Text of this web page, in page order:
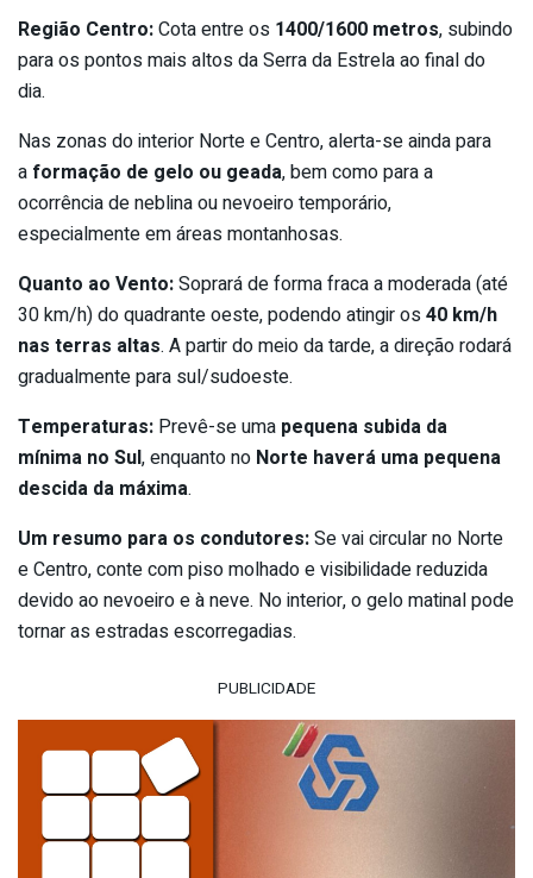
Região Centro:Cota entre os 1400/1600 metros, subindo
para os pontos mais altos da Serra da Estrela ao final do
dia.
Nas zonas do interior Norte e Centro, alerta-se ainda para
a formação de gelo ou geada, bem como para a
ocorrência de neblina ou nevoeiro temporário,
especialmente em áreas montanhosas.
Quanto ao Vento:Soprará de forma fraca a moderada (até
30 km/h) do quadrante oeste, podendo atingir os40 km/h
nas terras altas. A partir do meio da tarde, a direção rodará
gradualmente para sul/sudoeste.
Temperaturas: Prevê-se uma pequena subida da
mínima no Sul, enquanto no Norte haverá uma pequena
descida da máxima.
Um resumo para os condutores:Se vai circular no Norte
e Centro, conte com piso molhado e visibilidade reduzida
devido ao nevoeiro e à neve. No interior, o gelo matinal pode
tornar as estradas escorregadias.
PUBLICIDADE